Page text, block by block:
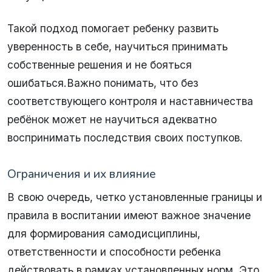
Такой подход помогает ребенку развить
уверенность в себе, научиться принимать
собственные решения и не бояться
ошибаться.Важно понимать, что без
соответствующего контроля и наставничества
ребёнок может не научиться адекватно
воспринимать последствия своих поступков.
Ограничения и их влияние
В свою очередь, четко установленные границы и
правила в воспитании имеют важное значение
для формирования самодисциплины,
ответственности и способности ребенка